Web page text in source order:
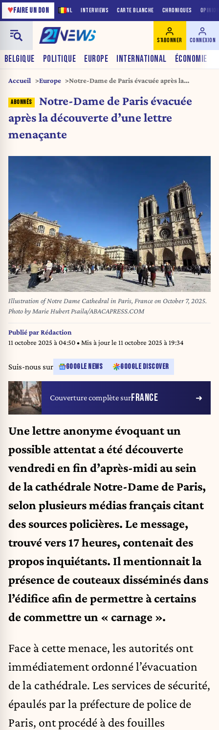
NL INTERVIEWS CARTE BLANCHE CHRONIQUES
♥FAIRE UN DON
BELGIQUE POLITIQUE EUROPE INTERNATIONAL ÉCONOMIE
S'ABONNER CONNEXION
Accueil Europe
Notre-Dame de Paris évacuée après la
Notre-Dame de Paris évacuée
après la découverte d’une lettre
menaçante
Illustration of Notre Dame Cathedral in Paris, France on October 7, 2025.
Photo by Marie Hubert Psaila/ABACAPRESS.COM
Publié parRédaction
11 octobre 2025 à 04:50• Mis à jour le 11 octobre 2025 à 19:34
Suis-nous sur GOOGLE NEWS GOOGLE DISCOVER
Couverture complète surFRANCE
Une lettre anonyme évoquant un
possible attentat a été découverte
vendredi en fin d’après-midi au sein
de la cathédrale Notre-Dame de Paris,
selon plusieurs médias français citant
des sources policières. Le message,
trouvé vers 17 heures, contenait des
propos inquiétants. Il mentionnait la
présence de couteaux disséminés dans
l’édifice afin de permettre à certains
de commettre un « carnage ».
Face à cette menace, les autorités ont
immédiatement ordonné l’évacuation
de la cathédrale. Les services de sécurité,
épaulés par la préfecture de police de
Paris, ont procédé à des fouilles